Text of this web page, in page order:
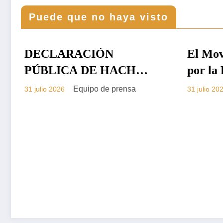
Puede que no haya visto
PRENSA
El Movimiento Saharaui
por la Paz gana espacio
en la diplomacia
31 julio 2026 Equipo de prensa
El
29 julio